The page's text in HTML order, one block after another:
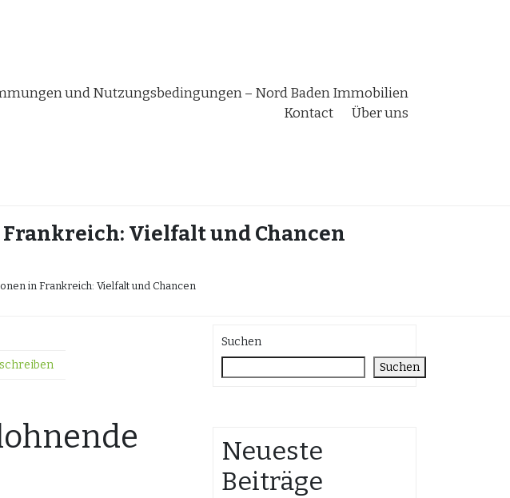
und Nutzungsbedingungen – Nord Baden Immobilien
Kontact
Über uns
Vielfalt und Chancen
in Frankreich: Vielfalt und Chancen
Suchen
Suchen
Neueste
Beiträge